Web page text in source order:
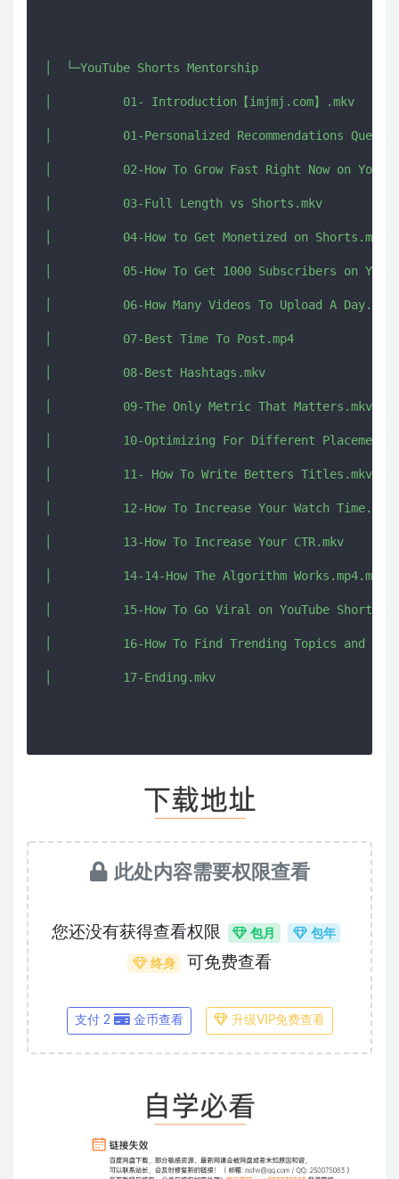
│  └─YouTube Shorts Mentorship
│          01- Introduction【imjmj.com】.mkv
│          01-Personalized Recommendations
│          02-How To Grow Fast Right Now on
│          03-Full Length vs Shorts.mkv
│          04-How to Get Monetized on Shorts.mkv
│          05-How To Get 1000 Subscribers on
│          06-How Many Videos To Upload A Day.mkv
│          07-Best Time To Post.mp4
│          08-Best Hashtags.mkv
│          09-The Only Metric That Matters.mkv
│          10-Optimizing For Different
│          11- How To Write Betters Titles.mkv
│          12-How To Increase Your Watch Time.mkv
│          13-How To Increase Your CTR.mkv
│          14-14-How The Algorithm Works.mp4.mkv
│          15-How To Go Viral on YouTube Shorts in
│          16-How To Find Trending Topics and Sounds
│          17-Ending.mkv
此处内容需要权限查看
您还没有获得查看权限 包月 包年
终身 可免费查看
支付 2 金币查看 升级VIP免费查看